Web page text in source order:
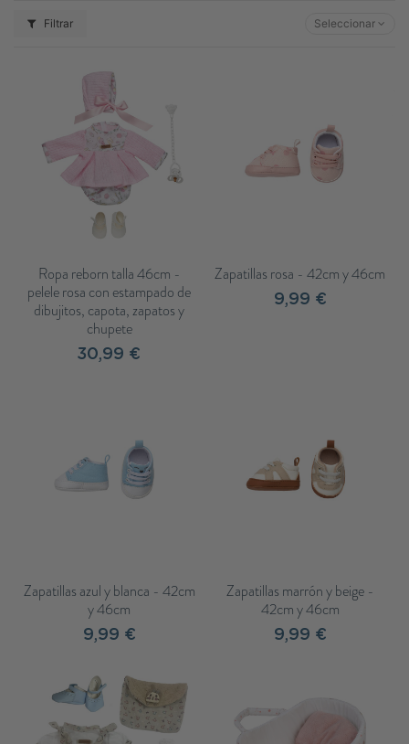
Filtrar Seleccionar
Ropa reborn talla 46cm -
pelele rosa con estampado de
dibujitos, capota, zapatos y
chupete
30,99 €
Zapatillas rosa - 42cm y 46cm
9,99 €
Zapatillas azul y blanca - 42cm
y 46cm
9,99 €
Zapatillas marrón y beige -
42cm y 46cm
9,99 €